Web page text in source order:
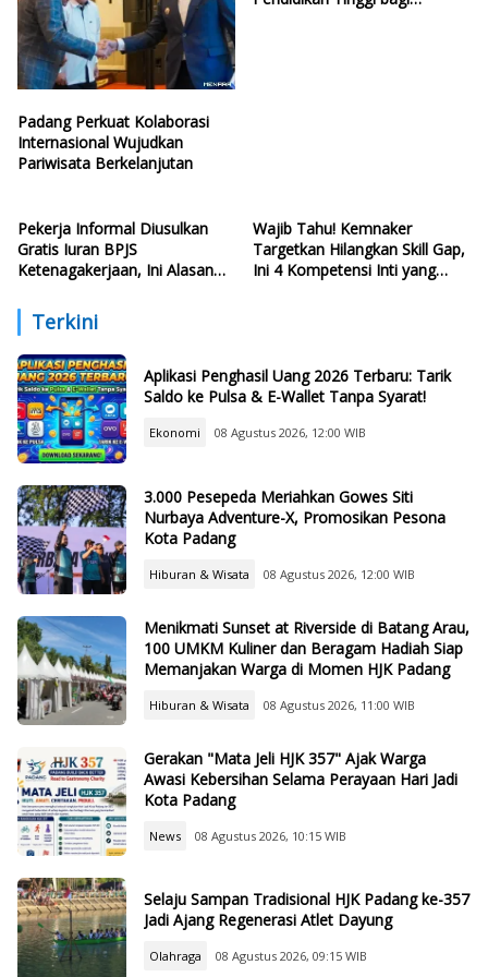
Padang Perkuat Kolaborasi
Internasional Wujudkan
Pariwisata Berkelanjutan
Pekerja Informal Diusulkan
Gratis Iuran BPJS
Ketenagakerjaan, Ini Alasan
Wajib Tahu! Kemnaker
Targetkan Hilangkan Skill Gap,
Ini 4 Kompetensi Inti yang
Terkini
Aplikasi Penghasil Uang 2026 Terbaru: Tarik
Saldo ke Pulsa & E-Wallet Tanpa Syarat!
Ekonomi 08 Agustus 2026, 12:00 WIB
3.000 Pesepeda Meriahkan Gowes Siti
Nurbaya Adventure-X, Promosikan Pesona
Kota Padang
Hiburan & Wisata 08 Agustus 2026, 12:00 WIB
Menikmati Sunset at Riverside di Batang Arau,
100 UMKM Kuliner dan Beragam Hadiah Siap
Memanjakan Warga di Momen HJK Padang
Hiburan & Wisata 08 Agustus 2026, 11:00 WIB
Gerakan "Mata Jeli HJK 357" Ajak Warga
Awasi Kebersihan Selama Perayaan Hari Jadi
Kota Padang
News 08 Agustus 2026, 10:15 WIB
Selaju Sampan Tradisional HJK Padang ke-357
Jadi Ajang Regenerasi Atlet Dayung
Olahraga 08 Agustus 2026, 09:15 WIB